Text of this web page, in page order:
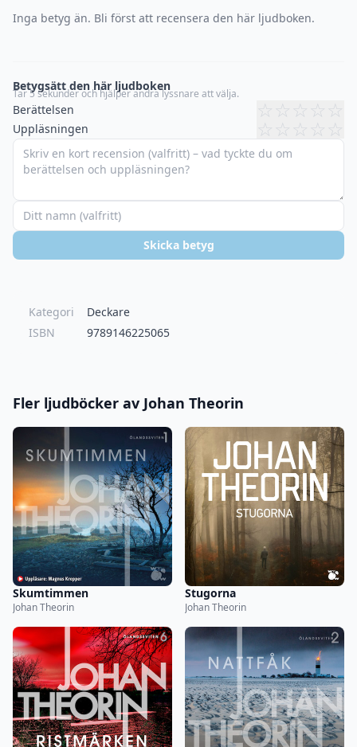
Inga betyg än. Bli först att recensera den här ljudboken.
Betygsätt den här ljudboken
Tar 5 sekunder och hjälper andra lyssnare att välja.
Berättelsen ☆☆☆☆☆
Uppläsningen ☆ ☆ ☆ ☆ ☆
Skicka betyg
Kategori
Deckare
ISBN
9789146225065
Fler ljudböcker av Johan Theorin
Skumtimmen
Johan Theorin
Stugorna
Johan Theorin